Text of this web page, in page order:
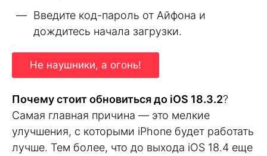
Введите код-пароль от Айфона и
дождитесь начала загрузки.
Не наушники, а огонь!
Почему стоит обновиться до iOS 18.3.2?
Самая главная причина — это мелкие
улучшения, с которыми iPhone будет работать
лучше. Тем более, что до выхода iOS 18.4 еще